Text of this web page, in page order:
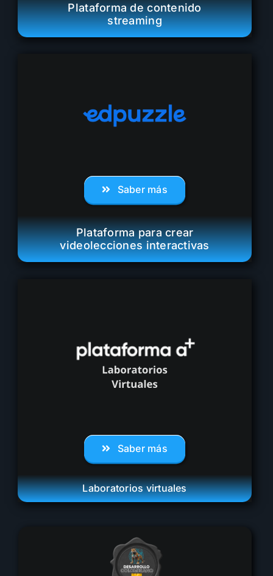
Plataforma de contenido
streaming
Saber más
Plataforma para crear
videolecciones interactivas
Saber más
Laboratorios virtuales